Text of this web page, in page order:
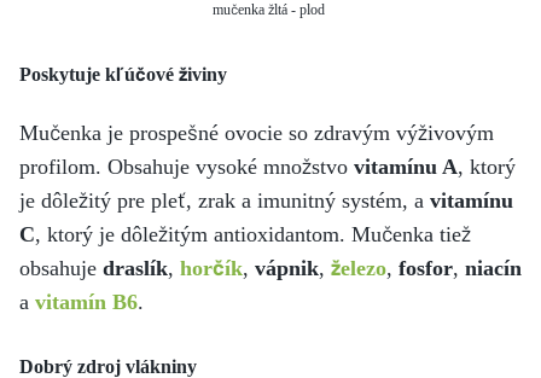
mučenka žltá - plod
Poskytuje kľúčové živiny
Mučenka je prospešné ovocie so zdravým výživovým
profilom. Obsahuje vysoké množstvo vitamínu A, ktorý
je dôležitý pre pleť, zrak a imunitný systém, a vitamínu
C, ktorý je dôležitým antioxidantom. Mučenka tiež
obsahuje draslík, horčík, vápnik, železo, fosfor, niacín
a vitamín B6.
Dobrý zdroj vlákniny